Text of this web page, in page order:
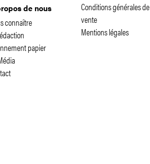
de nous
connaître
papier
Conditions générales de
vente
Mentions légales